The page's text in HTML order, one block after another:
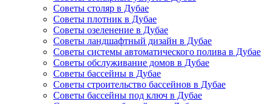
Советы столяр в Дубае
Советы плотник в Дубае
Советы озеленение в Дубае
Советы ландшафтный дизайн в Дубае
Советы системы автоматического полива в Дубае
Советы обслуживание домов в Дубае
Советы бассейны в Дубае
Советы строительство бассейнов в Дубае
Советы бассейны под ключ в Дубае